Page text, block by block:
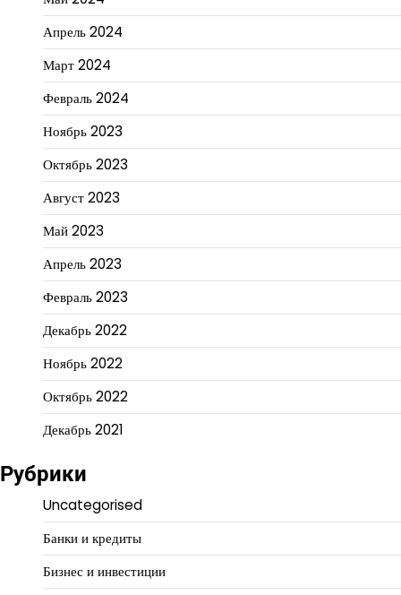
Апрель 2024
Март 2024
Февраль 2024
Ноябрь 2023
Октябрь 2023
Август 2023
Май 2023
Апрель 2023
Февраль 2023
Декабрь 2022
Ноябрь 2022
Октябрь 2022
Декабрь 2021
Рубрики
Uncategorised
Банки и кредиты
Бизнес и инвестиции